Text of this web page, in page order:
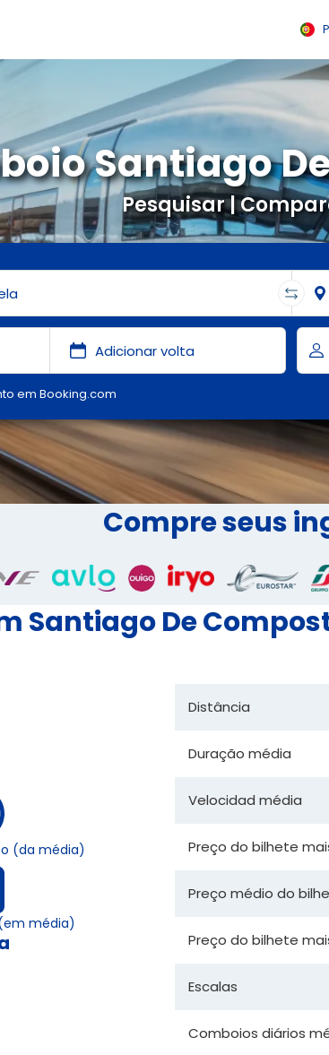
Pesquisar |
Santiago
em Booking.com
Compre seus
Santiago De
(da média)
média)
Distância
Duração média
Velocidad média
Preço do bilhete
Preço médio do
Preço do bilhete
Escalas
Comboios diários